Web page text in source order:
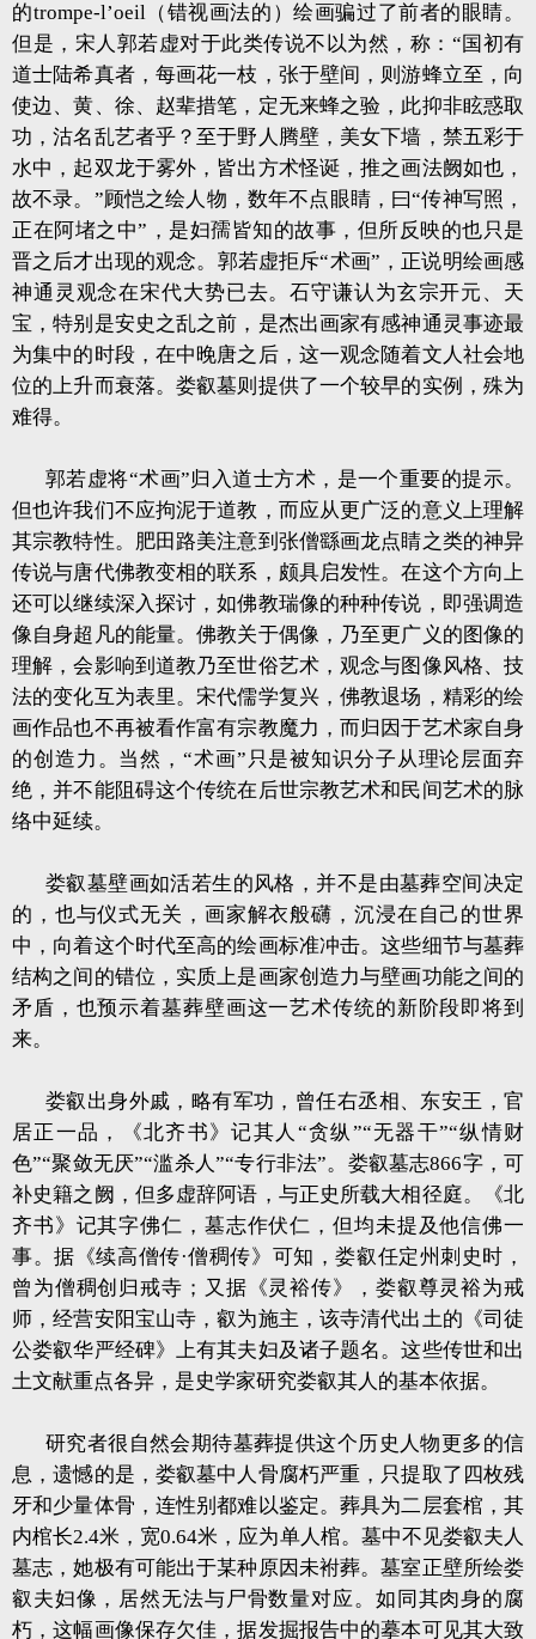
的trompe-l’oeil（错视画法的）绘画骗过了前者的眼睛。
但是，宋人郭若虚对于此类传说不以为然，称：“国初有
道士陆希真者，每画花一枝，张于壁间，则游蜂立至，向
使边、黄、徐、赵辈措笔，定无来蜂之验，此抑非眩惑取
功，沽名乱艺者乎？至于野人腾壁，美女下墙，禁五彩于
水中，起双龙于雾外，皆出方术怪诞，推之画法阙如也，
故不录。”顾恺之绘人物，数年不点眼睛，曰“传神写照，
正在阿堵之中”，是妇孺皆知的故事，但所反映的也只是
晋之后才出现的观念。郭若虚拒斥“术画”，正说明绘画感
神通灵观念在宋代大势已去。石守谦认为玄宗开元、天
宝，特别是安史之乱之前，是杰出画家有感神通灵事迹最
为集中的时段，在中晚唐之后，这一观念随着文人社会地
位的上升而衰落。娄叡墓则提供了一个较早的实例，殊为
难得。
郭若虚将“术画”归入道士方术，是一个重要的提示。
但也许我们不应拘泥于道教，而应从更广泛的意义上理解
其宗教特性。肥田路美注意到张僧繇画龙点睛之类的神异
传说与唐代佛教变相的联系，颇具启发性。在这个方向上
还可以继续深入探讨，如佛教瑞像的种种传说，即强调造
像自身超凡的能量。佛教关于偶像，乃至更广义的图像的
理解，会影响到道教乃至世俗艺术，观念与图像风格、技
法的变化互为表里。宋代儒学复兴，佛教退场，精彩的绘
画作品也不再被看作富有宗教魔力，而归因于艺术家自身
的创造力。当然，“术画”只是被知识分子从理论层面弃
绝，并不能阻碍这个传统在后世宗教艺术和民间艺术的脉
络中延续。
娄叡墓壁画如活若生的风格，并不是由墓葬空间决定
的，也与仪式无关，画家解衣般礴，沉浸在自己的世界
中，向着这个时代至高的绘画标准冲击。这些细节与墓葬
结构之间的错位，实质上是画家创造力与壁画功能之间的
矛盾，也预示着墓葬壁画这一艺术传统的新阶段即将到
来。
娄叡出身外戚，略有军功，曾任右丞相、东安王，官
居正一品，《北齐书》记其人“贪纵”“无器干”“纵情财
色”“聚敛无厌”“滥杀人”“专行非法”。娄叡墓志866字，可
补史籍之阙，但多虚辞阿语，与正史所载大相径庭。《北
齐书》记其字佛仁，墓志作伏仁，但均未提及他信佛一
事。据《续高僧传·僧稠传》可知，娄叡任定州刺史时，
曾为僧稠创归戒寺；又据《灵裕传》，娄叡尊灵裕为戒
师，经营安阳宝山寺，叡为施主，该寺清代出土的《司徒
公娄叡华严经碑》上有其夫妇及诸子题名。这些传世和出
土文献重点各异，是史学家研究娄叡其人的基本依据。
研究者很自然会期待墓葬提供这个历史人物更多的信
息，遗憾的是，娄叡墓中人骨腐朽严重，只提取了四枚残
牙和少量体骨，连性别都难以鉴定。葬具为二层套棺，其
内棺长2.4米，宽0.64米，应为单人棺。墓中不见娄叡夫人
墓志，她极有可能出于某种原因未袝葬。墓室正壁所绘娄
叡夫妇像，居然无法与尸骨数量对应。如同其肉身的腐
朽，这幅画像保存欠佳，据发掘报告中的摹本可见其大致